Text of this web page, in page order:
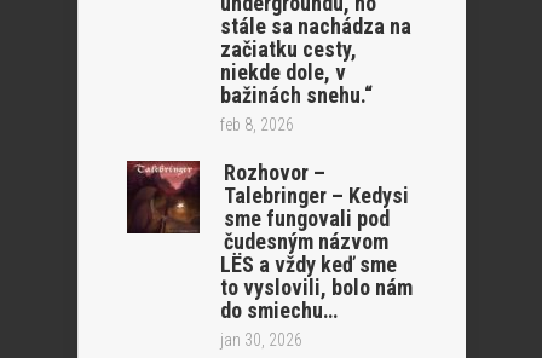
stále sa nachádza na
začiatku cesty,
niekde dole, v
bažinách snehu.“
feb 8, 2026
Rozhovor –
Talebringer – Kedysi
sme fungovali pod
čudesným názvom
LËS a vždy keď sme
to vyslovili, bolo nám
do smiechu…
jan 30, 2026